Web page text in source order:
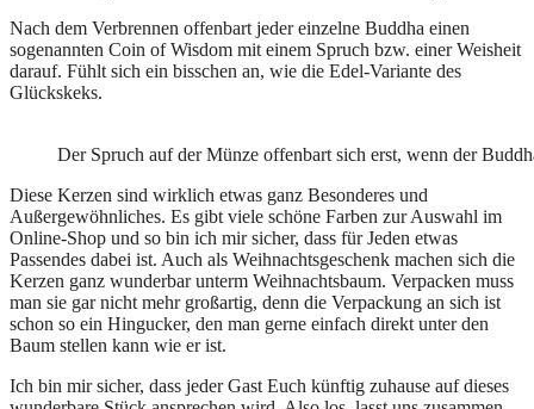
Nach dem Verbrennen offenbart jeder einzelne Buddha einen
sogenannten Coin of Wisdom mit einem Spruch bzw. einer Weisheit
darauf. Fühlt sich ein bisschen an, wie die Edel-Variante des
Glückskeks.
Der Spruch auf der Münze offenbart sich erst, wenn der
Diese Kerzen sind wirklich etwas ganz Besonderes und
Außergewöhnliches. Es gibt viele schöne Farben zur Auswahl im
Online-Shop und so bin ich mir sicher, dass für Jeden etwas
Passendes dabei ist. Auch als Weihnachtsgeschenk machen sich die
Kerzen ganz wunderbar unterm Weihnachtsbaum. Verpacken muss
man sie gar nicht mehr großartig, denn die Verpackung an sich ist
schon so ein Hingucker, den man gerne einfach direkt unter den
Baum stellen kann wie er ist.
Ich bin mir sicher, dass jeder Gast Euch künftig zuhause auf dieses